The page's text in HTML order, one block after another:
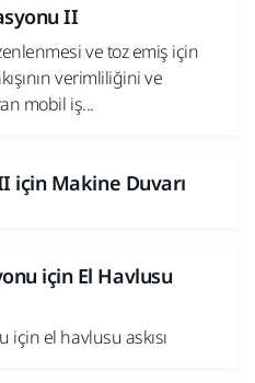
II
ve toz emiş için
verimliliğini ve
mobil iş...
için Makine Duvarı
için El Havlusu
için el havlusu askısı